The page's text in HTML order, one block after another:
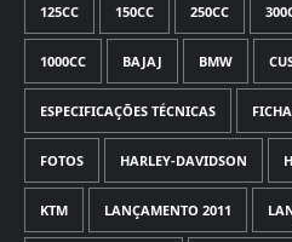
125CC 150CC 250CC
1000CC BAJAJ BMW
ESPECIFICAÇÕES TÉCNICAS
FOTOS HARLEY-DAVIDSON
KTM LANÇAMENTO 2011